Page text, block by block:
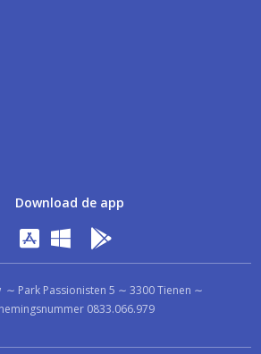
Download de app
∼ Park Passionisten 5 ∼ 3300 Tienen ∼
0833.066.979